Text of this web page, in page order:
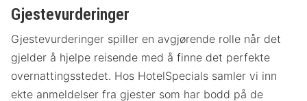
Gjestevurderinger
Gjestevurderinger spiller en avgjørende rolle når det
gjelder å hjelpe reisende med å finne det perfekte
overnattingsstedet. Hos HotelSpecials samler vi inn
ekte anmeldelser fra gjester som har bodd på de